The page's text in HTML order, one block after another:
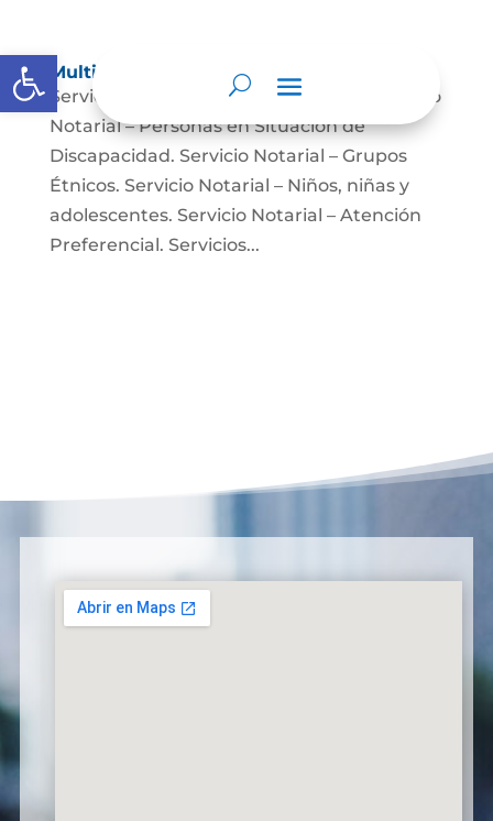
Abrir barra de herramientas
Multimedia
Servicio Notarial – Fuerzas Militares. Servicio
Notarial – Personas en Situación de
Discapacidad. Servicio Notarial – Grupos
Étnicos. Servicio Notarial – Niños, niñas y
adolescentes. Servicio Notarial – Atención
Preferencial. Servicios...